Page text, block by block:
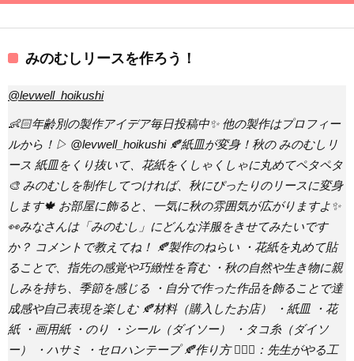
みのむしリースを作ろう！
@levwell_hoikushi
👶🏻年齢別の製作アイデア毎日投稿中✨ 他の製作はプロフィー
ルから！▷ @levwell_hoikushi 🍂紙皿が変身！秋の みのむしリ
ース 紙皿をくり抜いて、花紙をくしゃくしゃに丸めてペタペタ
🎨 みのむしを制作してつければ、秋にぴったりのリースに変身
します🍁 お部屋に飾ると、一気に秋の雰囲気が広がりますよ✨
👀みなさんは「みのむし」にどんな洋服をきせてみたいです
か？ コメントで教えてね！ 🍂製作のねらい ・花紙を丸めて貼
ることで、指先の感覚や巧緻性を育む ・秋の自然や生き物に親
しみを持ち、季節を感じる ・自分で作った作品を飾ることで達
成感や自己表現を楽しむ 🍂材料（購入したお店） ・紙皿 ・花
紙 ・画用紙 ・のり ・シール（ダイソー） ・タコ糸（ダイソ
ー） ・ハサミ ・セロハンテープ 🍂作り方 💁🏻‍♀️：先生がやる工